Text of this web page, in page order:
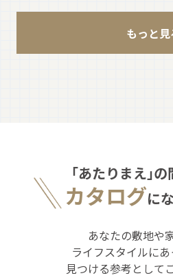
もっと見
｢あたりまえ｣
カタログに
あなたの敷地や
ライフスタイルに
見つける参考として